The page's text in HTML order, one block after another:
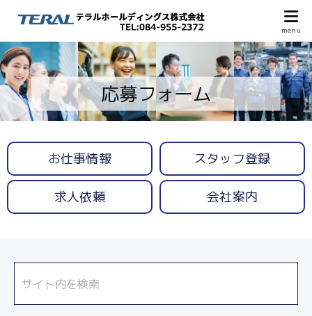
応募フォーム
お仕事情報 スタッフ登録
求人依頼 会社案内